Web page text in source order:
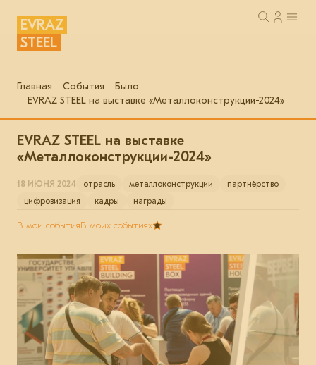
EVRAZ
STEEL
Главная События
Было
EVRAZ STEEL на выставке «Металлоконструкции-2024»
EVRAZ STEEL на выставке
«Металлоконструкции-2024»
18 ИЮНЯ 2024 отрасль металлоконструкции
партнёрство
цифровизация
кадры награды
В мои событияВ моих событиях